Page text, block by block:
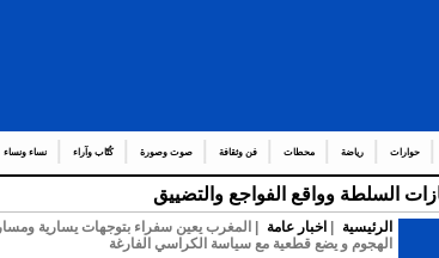
حوارات رياضة محطات فن وثقافة صوت وصورة كُتّاب وآراء نساء ونساء
السلطة وواقع الفواجع والتضييق
الرئيسية اخبار عامة
| المغرب يعين سفراء بتوجهات يسارية
الهجوم و يضع قطعية مع سياسة الكراسي الفارغة